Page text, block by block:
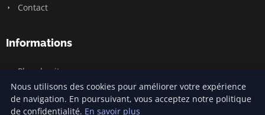
Contact
Informations
Plan du site
Nous utilisons des cookies pour améliorer votre expérience
de navigation. En poursuivant, vous acceptez notre politique
de confidentialité. En savoir plus